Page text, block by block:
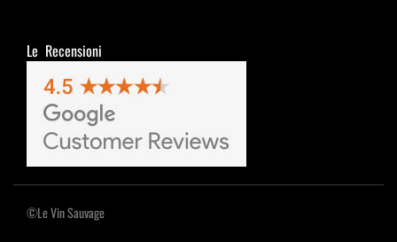
Le Recensioni
©Le Vin Sauvage